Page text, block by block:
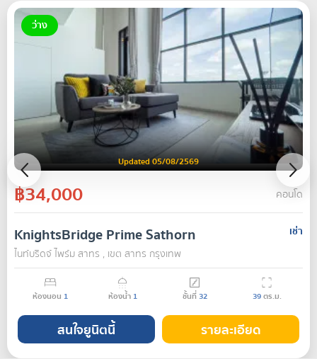
ว่าง
Updated 05/08/2569
฿34,000 คอนโด
KnightsBridge Prime Sathorn
เช่า
ไนท์บริดจ์ ไพร์ม สาทร , เขต สาทร กรุงเทพ
ห้องนอน 1 ห้องน้ำ 1 ชั้นที่32 39ตร.ม.
สนใจยูนิตนี้ รายละเอียด